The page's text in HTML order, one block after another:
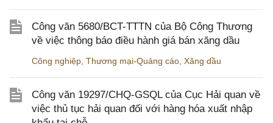
Công văn 5680/BCT-TTTN của Bộ Công Thương
về việc thông báo điều hành giá bán xăng dầu
Công nghiệp Thương mại-Quảng cáo Xăng dầu
Công văn 19297/CHQ-GSQL của Cục Hải quan về
việc thủ tục hải quan đối với hàng hóa xuất nhập